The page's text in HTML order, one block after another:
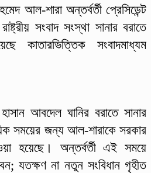
আল-শারা অন্তর্বর্তী প্রেসিডেন্ট
সংবাদ সংস্থা সানার বরাতে
কাতারভিত্তিক সংবাদমাধ্যম
আবদেল ঘানির বরাতে সানার
সময়ের জন্য আল-শারাকে সরকার
হয়েছে। অন্তর্বর্তী এই সময়ে
যতক্ষণ না নতুন সংবিধান গৃহীত